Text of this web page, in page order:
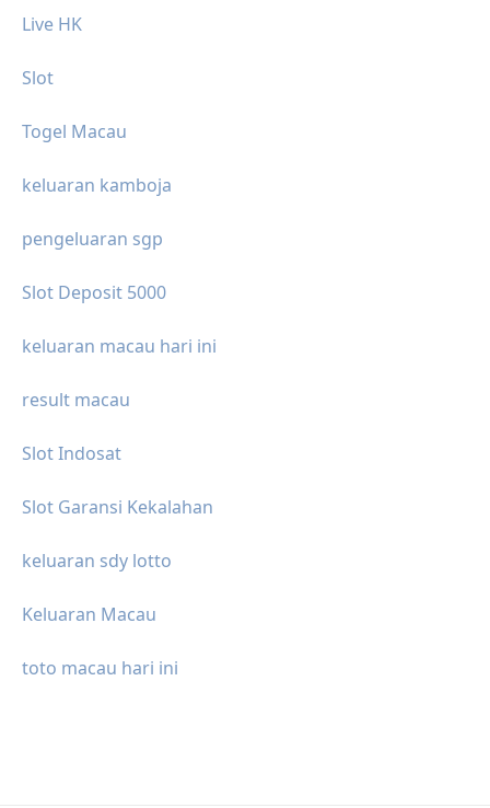
Live HK
Slot
Togel Macau
keluaran kamboja
pengeluaran sgp
Slot Deposit 5000
keluaran macau hari ini
result macau
Slot Indosat
Slot Garansi Kekalahan
keluaran sdy lotto
Keluaran Macau
toto macau hari ini